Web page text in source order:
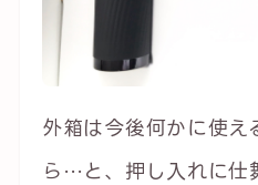
外箱は今後何かに使え
ら…と、押し入れに仕